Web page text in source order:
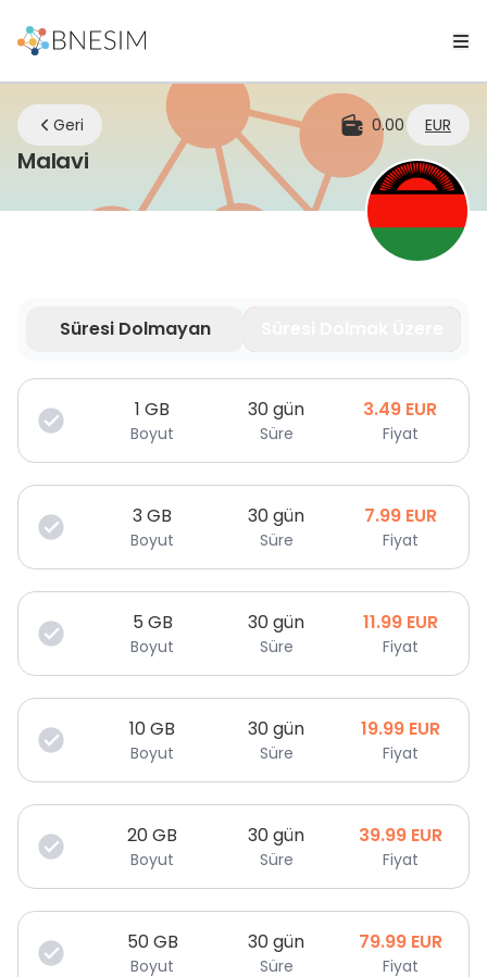
Geri 0.00 EUR
MalavieSIM | Nerede olursanız olun
Süresi Dolmayan
Veriniz sınırlı süre için geçerlidir.
1 GB
Boyut
30 gün
Süre
3.49 EUR
Fiyat
3GB
Boyut
30 gün
Süre
7.99 EUR
Fiyat
5 GB
Boyut
30 gün
Süre
11.99 EUR
Fiyat
10GB
Boyut
30 gün
Süre
19.99 EUR
Fiyat
20GB
Boyut
30 gün
Süre
39.99 EUR
Fiyat
50GB
Boyut
30 gün
Süre
79.99 EUR
Fiyat